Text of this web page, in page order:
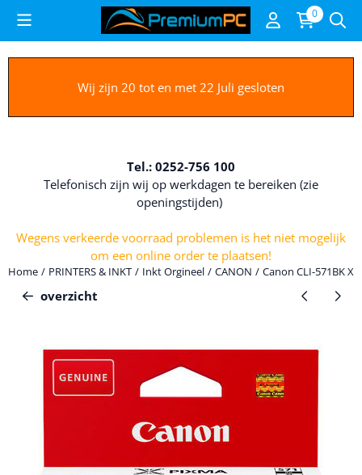
Cookievoorkeuren zijn beschikbaar. Kies instellingen of sta alle
0
Wij zijn 20 tot en met 22 Juli gesloten
Tel.: 0252-756 100
Telefonisch zijn wij op werkdagen te bereiken (zie
openingstijden)
Wegens verkeerde voorraad problemen is het niet mogelijk
om een online order te plaatsen!
Home / PRINTERS & INKT / Inkt Orgineel / CANON / Canon CLI-571BK
overzicht